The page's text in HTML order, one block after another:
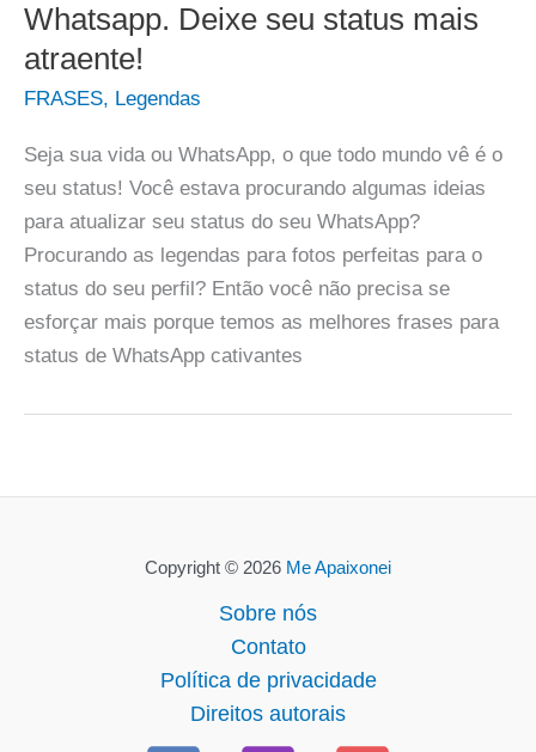
Whatsapp. Deixe seu status mais
atraente!
FRASES, Legendas
Seja sua vida ou WhatsApp, o que todo mundo vê é o
seu status! Você estava procurando algumas ideias
para atualizar seu status do seu WhatsApp?
Procurando as legendas para fotos perfeitas para o
status do seu perfil? Então você não precisa se
esforçar mais porque temos as melhores frases para
status de WhatsApp cativantes
Copyright © 2026 Me Apaixonei
Sobre nós
Contato
Política de privacidade
Direitos autorais